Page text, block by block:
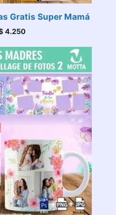
Gratis Super Mamá
4.250